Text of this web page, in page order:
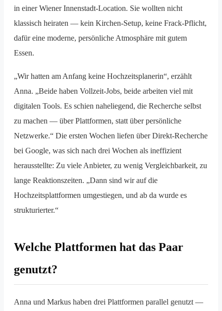
in einer Wiener Innenstadt-Location. Sie wollten nicht
klassisch heiraten — kein Kirchen-Setup, keine Frack-Pflicht,
dafür eine moderne, persönliche Atmosphäre mit gutem
Essen.
„Wir hatten am Anfang keine Hochzeitsplanerin“, erzählt
Anna. „Beide haben Vollzeit-Jobs, beide arbeiten viel mit
digitalen Tools. Es schien naheliegend, die Recherche selbst
zu machen — über Plattformen, statt über persönliche
Netzwerke.“ Die ersten Wochen liefen über Direkt-Recherche
bei Google, was sich nach drei Wochen als ineffizient
herausstellte: Zu viele Anbieter, zu wenig Vergleichbarkeit, zu
lange Reaktionszeiten. „Dann sind wir auf die
Hochzeitsplattformen umgestiegen, und ab da wurde es
strukturierter.“
Welche Plattformen hat das Paar
genutzt?
Anna und Markus haben drei Plattformen parallel genutzt —